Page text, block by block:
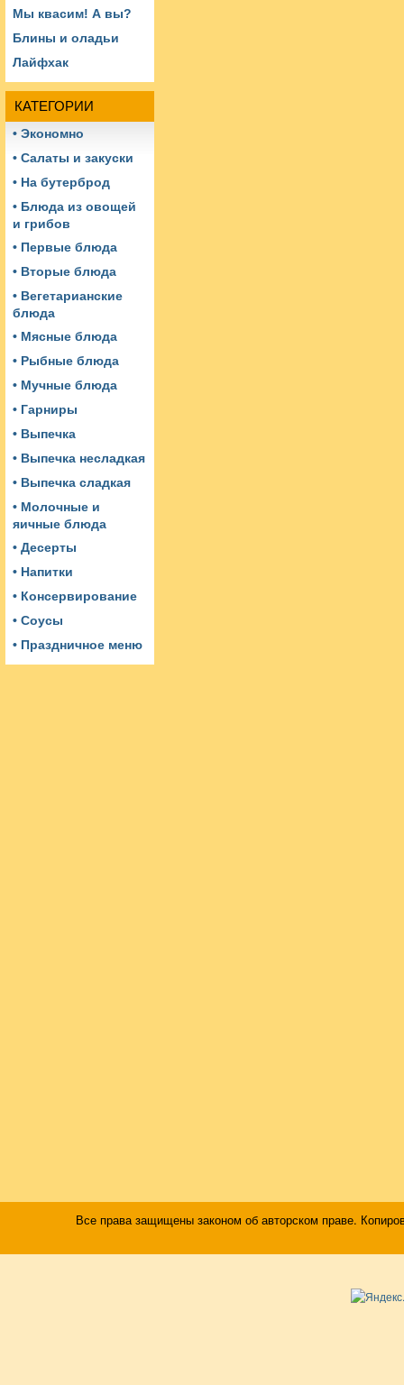
Мы квасим! А вы?
Блины и оладьи
Лайфхак
КАТЕГОРИИ
• Экономно
• Салаты и закуски
• На бутерброд
• Блюда из овощей
и грибов
• Первые блюда
• Вторые блюда
• Вегетарианские
блюда
• Мясные блюда
• Рыбные блюда
• Мучные блюда
• Гарниры
• Выпечка
• Выпечка несладкая
• Выпечка сладкая
• Молочные и
яичные блюда
• Десерты
• Напитки
• Консервирование
• Соусы
• Праздничное меню
Все права защищены законом об авторском праве.